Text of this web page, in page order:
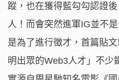
蹤，也在獲得藍勾勾認證
人！而會突然進軍IG並不
是為了進行徵才，首篇貼
明出眾的Web3人才」不少